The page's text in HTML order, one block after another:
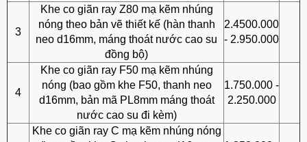
3
Khe co giãn ray Z80 mạ kẽm nhúng
nóng theo bản vẽ thiết kế (hàn thanh
neo d16mm, máng thoát nước cao su
đồng bộ)
2.4500.000
- 2.950.000
4
Khe co giãn ray F50 mạ kẽm nhúng
nóng (bao gồm khe F50, thanh neo
d16mm, bản mã PL8mm máng thoát
nước cao su đi kèm)
1.750.000 -
2.250.000
Khe co giãn ray C mạ kẽm nhúng nóng